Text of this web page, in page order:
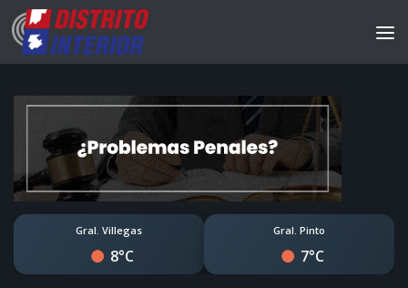
Gral. Villegas
8°C
Gral. Pinto
7°C